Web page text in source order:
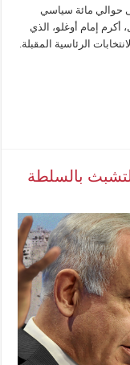
حوالي مائة سياسي
إمام أوغلو، الذي
الرئاسية المقبلة.
بالسلطة